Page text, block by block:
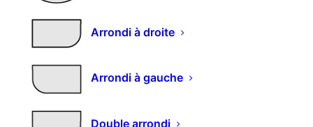
Arrondi à droite
Arrondi à gauche
Double arrondi
quantité
de
Panneau
Alternative:
DECO-3PLIS-DO